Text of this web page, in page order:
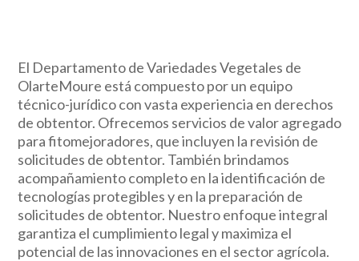
El Departamento de Variedades Vegetales de
OlarteMoure está compuesto por un equipo
técnico-jurídico con vasta experiencia en derechos
de obtentor. Ofrecemos servicios de valor agregado
para fitomejoradores, que incluyen la revisión de
solicitudes de obtentor. También brindamos
acompañamiento completo en la identificación de
tecnologías protegibles y en la preparación de
solicitudes de obtentor. Nuestro enfoque integral
garantiza el cumplimiento legal y maximiza el
potencial de las innovaciones en el sector agrícola.